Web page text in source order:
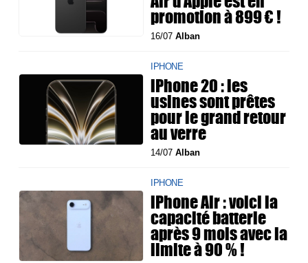
promotion à 899 € !
16/07Alban
IPHONE
iPhone 20 : les
usines sont prêtes
pour le grand retour
au verre
14/07Alban
IPHONE
iPhone Air : voici la
capacité batterie
après 9 mois avec la
limite à 90 % !